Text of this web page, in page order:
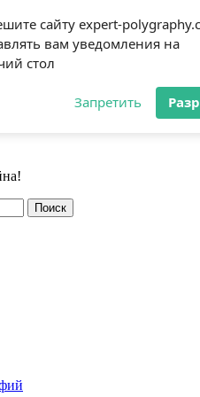
сайту expert-
вам уведомления на
стол
Запретить
шаблоны!